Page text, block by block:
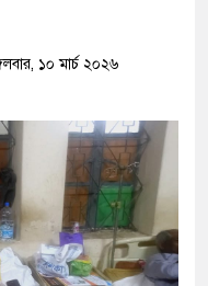
১০ মার্চ ২০২৬